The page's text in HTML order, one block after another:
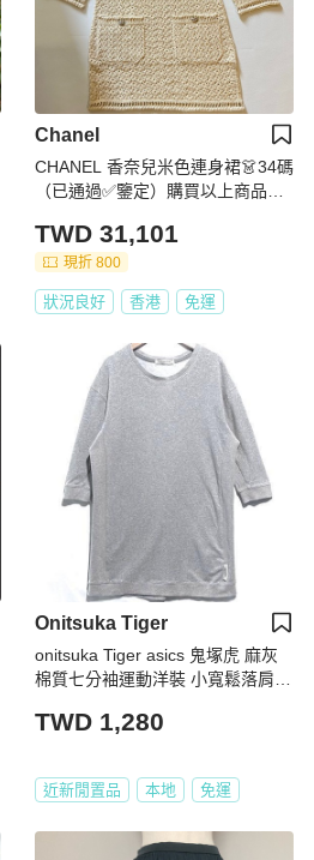
Chanel
CHANEL 香奈兒米色連身裙👗34碼
（已通過✅鑒定）購買以上商品👆🏻
香水型襟章🎁
TWD 31,101
現折 800
狀況良好 香港 免運
Onitsuka Tiger
onitsuka Tiger asics 鬼塚虎 麻灰
棉質七分袖運動洋裝 小寬鬆落肩長
TWD 1,280
近新閒置品 本地 免運